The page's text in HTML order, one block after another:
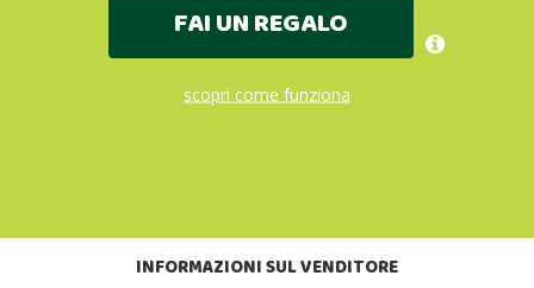
FAI UN REGALO
scopri come funziona
INFORMAZIONI SUL VENDITORE